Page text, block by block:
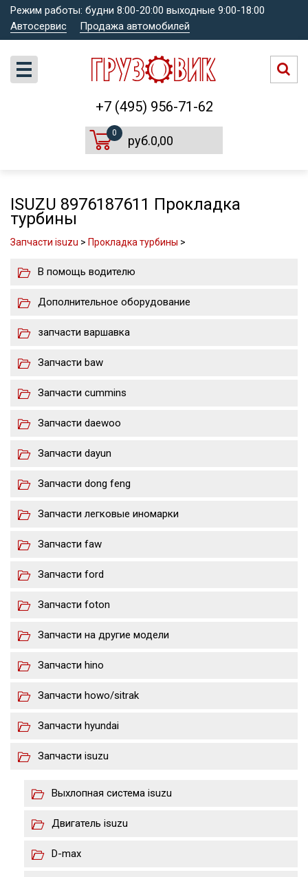
Режим работы: будни 8:00-20:00 выходные 9:00-18:00
Автосервис
Продажа автомобилей
+7 (495) 956-71-62
0
руб.0,00
ISUZU 8976187611 Прокладка
турбины
Запчасти isuzu > Прокладка турбины >
В помощь водителю
Дополнительное оборудование
запчасти варшавка
Запчасти baw
Запчасти cummins
Запчасти daewoo
Запчасти dayun
Запчасти dong feng
Запчасти легковые иномарки
Запчасти faw
Запчасти ford
Запчасти foton
Запчасти на другие модели
Запчасти hino
Запчасти howo/sitrak
Запчасти hyundai
Запчасти isuzu
Выхлопная система isuzu
Двигатель isuzu
D-max